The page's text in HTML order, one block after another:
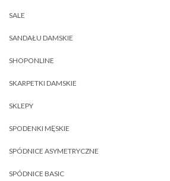
SALE
SANDAŁU DAMSKIE
SHOPONLINE
SKARPETKI DAMSKIE
SKLEPY
SPODENKI MĘSKIE
SPÓDNICE ASYMETRYCZNE
SPÓDNICE BASIC